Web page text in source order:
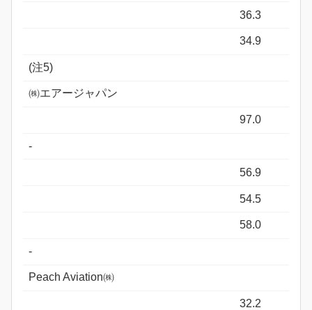
36.3
34.9
(注5)
㈱エアージャパン
97.0
-
56.9
54.5
58.0
-
Peach Aviation㈱
32.2